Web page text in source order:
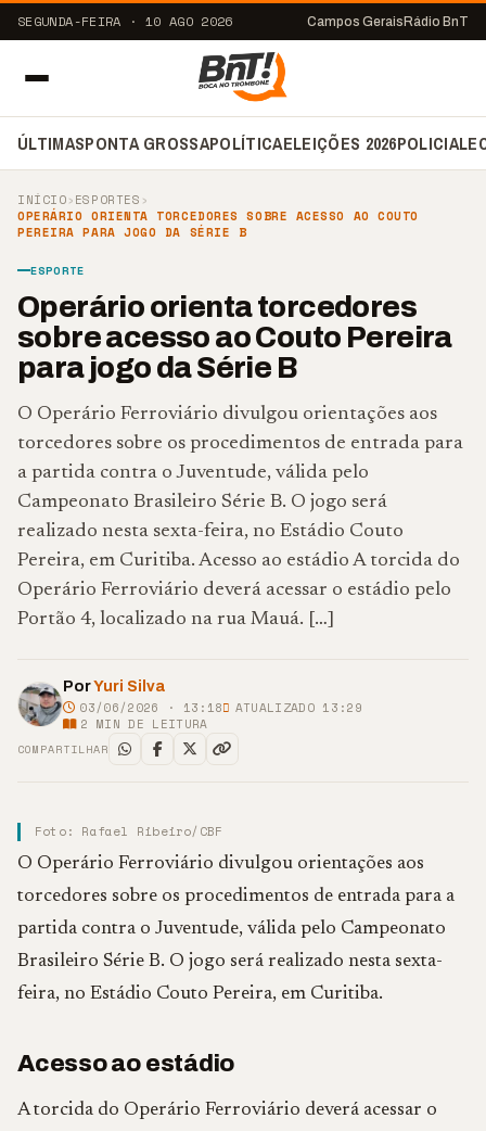
SEGUNDA-FEIRA · 10 AGO 2026 Campos Gerais Rádio BnT
ÚLTIMASPONTA GROSSAPOLÍTICAELEIÇÕES 2026POLICIAL
INÍCIO›ESPORTES ›
OPERÁRIO ORIENTA TORCEDORES SOBRE ACESSO AO COUTO
PEREIRA PARA JOGO DA SÉRIE B
ESPORTE
Operário orienta torcedores
sobre acesso ao Couto Pereira
para jogo da Série B
O Operário Ferroviário divulgou orientações aos
torcedores sobre os procedimentos de entrada para
a partida contra o Juventude, válida pelo
Campeonato Brasileiro Série B. O jogo será
realizado nesta sexta-feira, no Estádio Couto
Pereira, em Curitiba. Acesso ao estádio A torcida do
Operário Ferroviário deverá acessar o estádio pelo
Portão 4, localizado na rua Mauá. […]
PorYuri Silva
03/06/2026 · 13:18
ATUALIZADO 13:29
2 MIN DE LEITURA
COMPARTILHAR
Foto: Rafael Ribeiro/CBF
O Operário Ferroviário divulgou orientações aos
torcedores sobre os procedimentos de entrada para a
partida contra o Juventude, válida pelo Campeonato
Brasileiro Série B. O jogo será realizado nesta sexta-
feira, no Estádio Couto Pereira, em Curitiba.
Acesso ao estádio
A torcida do Operário Ferroviário deverá acessar o